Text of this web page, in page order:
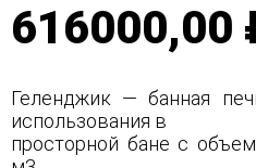
616000,00
Геленджик — банная
использования в
просторной бане с